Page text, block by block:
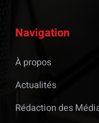
Navigation
À propos
Actualités
Rédaction des